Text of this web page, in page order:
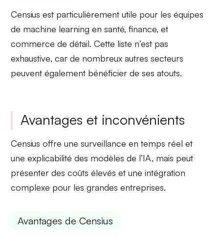
Censius est particulièrement utile pour leséquipes
de machine learning en santé, finance, et
commerce de détail. Cette liste n’est pas
exhaustive, car de nombreux autres secteurs
peuvent également bénéficier de ses atouts.
Avantages et inconvénients
Censius offre unesurveillance en temps réel et
uneexplicabilité des modèles de l’IA, mais peut
présenter descoûts élevés et uneintégration
complexe pour les grandes entreprises.
Avantages de Censius